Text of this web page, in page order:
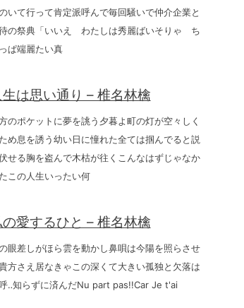
いて行って肯定派呼んで毎回騒いで仲介企業と
の祭典「いいえ わたしは秀麗ばいそりゃ ち
ぱ端麗たい真
生は思い通り – 椎名林檎
のポケットに夢を誂う夕暮よ町の灯が空々しく
め息を誘う幼い日に憧れた全ては掴んでると説
せる胸を盗んで木枯が往くこんなはずじゃなか
この人生いったい何
愛するひと – 椎名林檎
眼差しがほら雲を動かし鼻唄は今陽を照らさせ
方さえ居なきゃこの深くて大きい孤独と欠落は
‥知らずに済んだNu part pas!!Car Je t'ai